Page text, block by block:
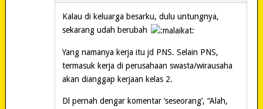
Kalau di keluarga besarku, dulu untungnya,
sekarang udah berubah
Yang namanya kerja itu jd PNS. Selain PNS,
termasuk kerja di perusahaan swasta/wirausaha
akan dianggap kerjaan kelas 2.
Dl pernah dengar komentar ‘seseorang’, “Alah,